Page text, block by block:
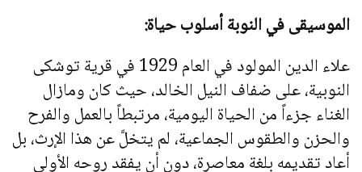
الموسيقى في النوبة أسلوب حياة:
علاء الدين المولود في العام 1929 في قرية توشكى
النوبية، على ضفاف النيل الخالد، حيث كان ومازال
الغناء جزءاً من الحياة اليومية، مرتبطاً بالعمل والفرح
والحزن والطقوس الجماعية، لم يتخلَّ عن هذا الإرث، بل
أعاد تقديمه بلغة معاصرة، دون أن يفقد روحه الأولى